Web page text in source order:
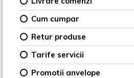
Cum cumpar
Retur produse
Tarife servicii
Promotii anvelope